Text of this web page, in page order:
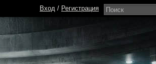
Вход / Регистрация